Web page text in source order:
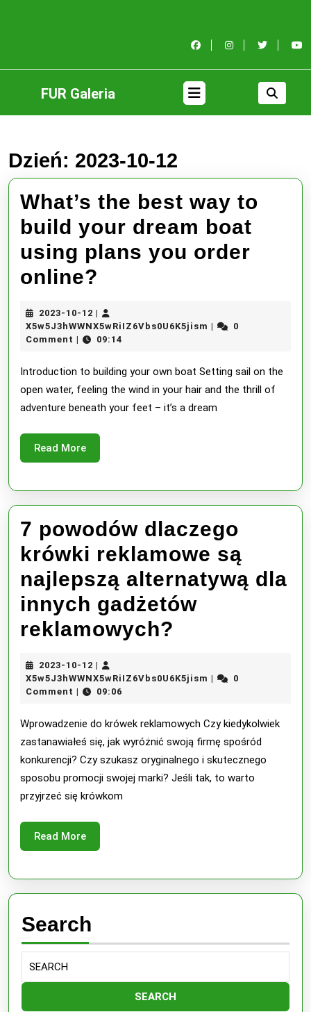
FUR Galeria
Open
Button
Dzień: 2023-10-12
What’s the best way to
build your dream boat
using plans you order
online?
best
to
build
using
plans
you
order
online?
2023-10-12 2023-
10-
12
X5w5J3hWWNX5wRiIZ6Vbs0U6K5jism
0
Comment
09:14
Introduction to building your own boat Setting sail on the
open water, feeling the wind in your hair and the thrill of
adventure beneath your feet – it’s a dream
Read MoreRead
More
7 powodów dlaczego
krówki reklamowe są
najlepszą alternatywą dla
innych gadżetów
reklamowych?
dlaczego
reklamowe
są
najlepszą
gadżetów
2023-10-12 2023-
10-
12
X5w5J3hWWNX5wRiIZ6Vbs0U6K5jism
0
Comment
09:06
Wprowadzenie do krówek reklamowych Czy kiedykolwiek
zastanawiałeś się, jak wyróżnić swoją firmę spośród
konkurencji? Czy szukasz oryginalnego i skutecznego
sposobu promocji swojej marki? Jeśli tak, to warto
przyjrzeć się krówkom
Read MoreRead
More
Search
for: